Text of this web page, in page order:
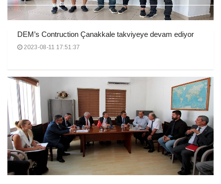
DEM’s Contruction Çanakkale takviyeye devam ediyor
2023-08-11 17:51:37